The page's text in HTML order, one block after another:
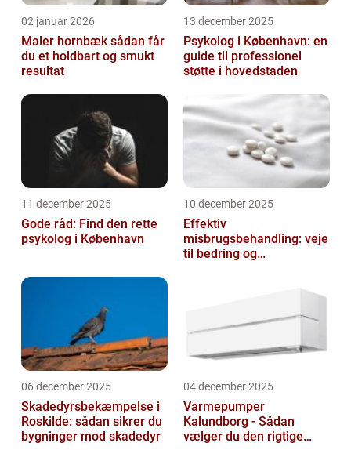
02 januar 2026
Maler hornbæk sådan får
du et holdbart og smukt
resultat
13 december 2025
Psykolog i København: en
guide til professionel
støtte i hovedstaden
11 december 2025
Gode råd: Find den rette
psykolog i København
10 december 2025
Effektiv
misbrugsbehandling: veje
til bedring og
06 december 2025
Skadedyrsbekæmpelse i
Roskilde: sådan sikrer du
bygninger mod skadedyr
04 december 2025
Varmepumper
Kalundborg - Sådan
vælger du den rigtige